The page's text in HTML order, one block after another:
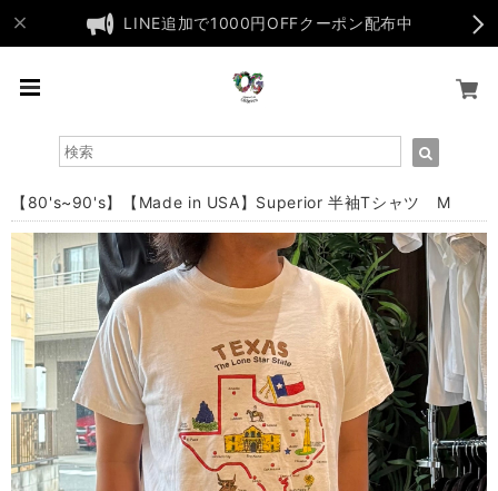
LINE追加で1000円OFFクーポン配布中
【80's~90's】【Made in USA】Superior 半袖Tシャツ M